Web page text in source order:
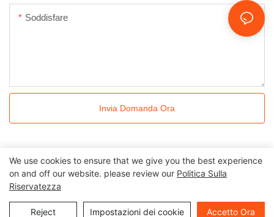
Soddisfare
Invia Domanda Ora
Tutti i diritti riservati © 2024 Kingkonree International China
Surface Industrial Co., Ltd |Politica sulla privacyMappa del sito
We use cookies to ensure that we give you the best experience
on and off our website. please review our Politica Sulla
Riservatezza
Reject Impostazioni dei cookie Accetto Ora